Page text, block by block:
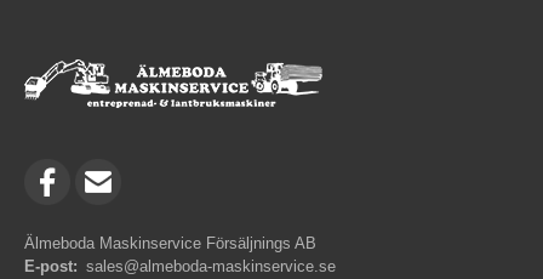
Älmeboda Maskinservice Försäljnings AB
E-post: sales@almeboda-maskinservice.se